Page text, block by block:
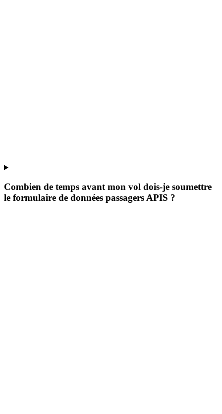
Combien de temps avant mon vol dois-je soumettre
le formulaire de données passagers APIS ?